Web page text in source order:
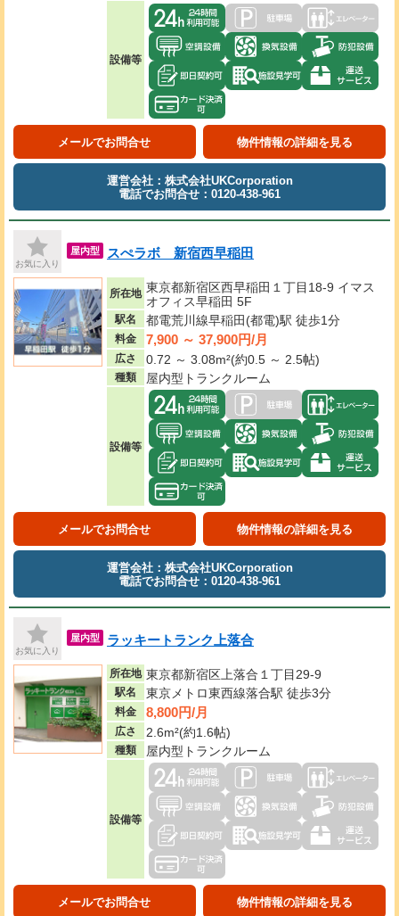
設備等
メールでお問合せ 物件情報の詳細を見る
運営会社：株式会社UKCorporation
電話でお問合せ：0120-438-961
お気に入り
屋内型 スぺラボ 新宿西早稲田
所在地 東京都新宿区西早稲田１丁目18-9 イマス
オフィス早稲田 5F
駅名 都電荒川線早稲田(都電)駅 徒歩1分
料金 7,900 ～ 37,900円/月
広さ 0.72 ～ 3.08m²(約0.5 ～ 2.5帖)
種類 屋内型トランクルーム
設備等
メールでお問合せ 物件情報の詳細を見る
運営会社：株式会社UKCorporation
電話でお問合せ：0120-438-961
お気に入り
屋内型 ラッキートランク上落合
所在地 東京都新宿区上落合１丁目29-9
駅名 東京メトロ東西線落合駅 徒歩3分
料金 8,800円/月
広さ 2.6m²(約1.6帖)
種類 屋内型トランクルーム
設備等
メールでお問合せ 物件情報の詳細を見る